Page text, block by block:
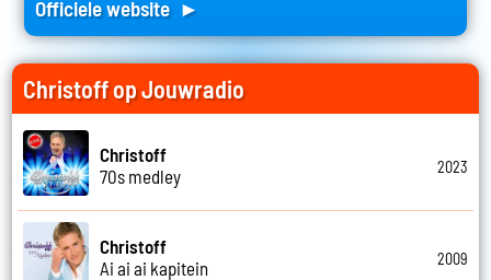
Officiele website ►
Christoff op Jouwradio
Christoff
70s medley
2023
Christoff
Ai ai ai kapitein
2009